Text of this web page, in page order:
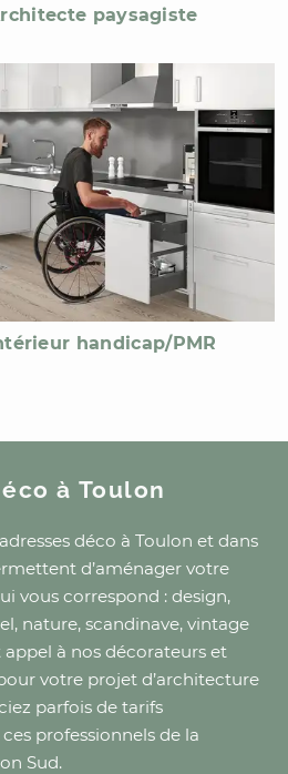
paysagiste
handicap/PMR
à Toulon
déco à Toulon et dans
d’aménager votre
vous correspond : design,
nature, scandinave, vintage
à nos décorateurs et
votre projet d’architecture
parfois de tarifs
professionnels de la
Sud.